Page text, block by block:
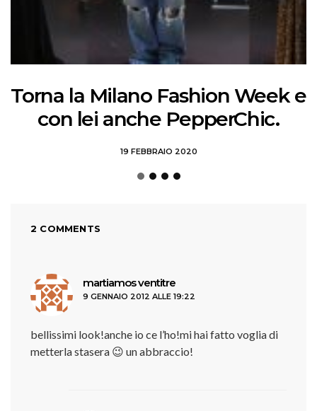
Torna la Milano Fashion Week e
con lei anche PepperChic.
19 FEBBRAIO 2020
2 COMMENTS
martiamos ventitre
detto:
9 GENNAIO 2012 ALLE 19:22
bellissimi look!anche io ce l’ho!mi hai fatto voglia di
metterla stasera 😉 un abbraccio!